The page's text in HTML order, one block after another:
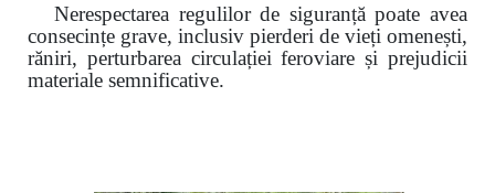
Nerespectarea regulilor de siguranță poate avea
consecințe grave, inclusiv pierderi de vieți omenești,
răniri, perturbarea circulației feroviare și prejudicii
materiale semnificative.